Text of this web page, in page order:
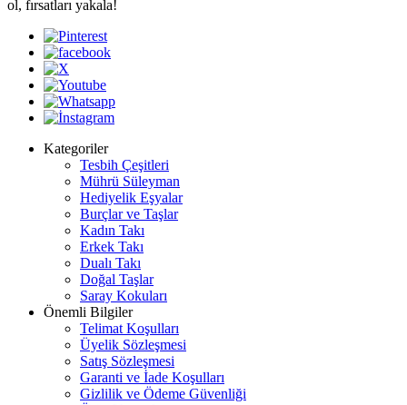
ol, fırsatları yakala!
Kategoriler
Tesbih Çeşitleri
Mührü Süleyman
Hediyelik Eşyalar
Burçlar ve Taşlar
Kadın Takı
Erkek Takı
Dualı Takı
Doğal Taşlar
Saray Kokuları
Önemli Bilgiler
Telimat Koşulları
Üyelik Sözleşmesi
Satış Sözleşmesi
Garanti ve İade Koşulları
Gizlilik ve Ödeme Güvenliği